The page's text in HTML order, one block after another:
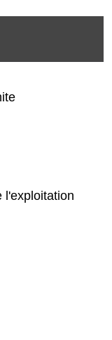
l'exploitation